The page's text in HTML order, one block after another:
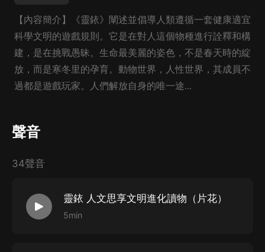
【內容簡介】《靈銥》闡述並倡導人類遵循一套健康適宜
科學文明的遊戲規則。它是在對人這個物種進行詮釋和構
建，是在挑戰愚昧。生命最美麗的姿色，不是春天時的綻
放，而是寒冬里的孕育。動物世界，人性世界，其成員不
過都是遊戲玩家。人們解放自身的唯一途...
聲音
34聲音
靈銥 人文思享文明進化讀物（片花）
5min